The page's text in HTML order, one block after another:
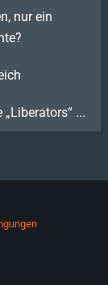
nur ein
...